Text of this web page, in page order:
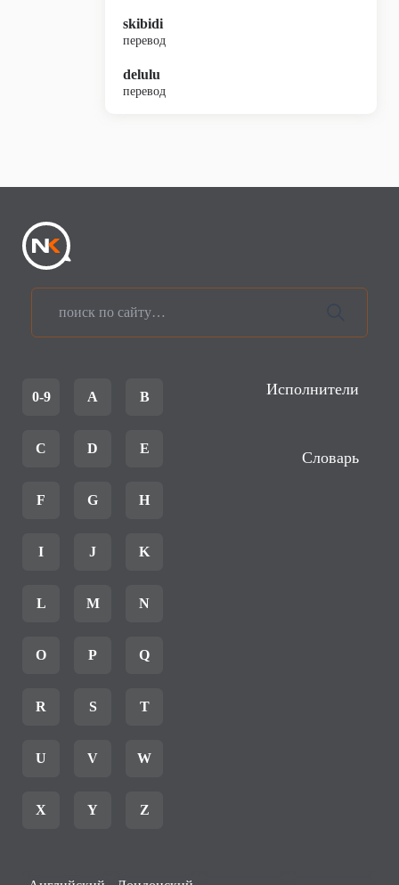
skibidi
перевод
delulu
перевод
0-9 A B
C D E
F G H
I J K
L M N
O P Q
R S T
U V W
X Y Z
Исполнители
Словарь